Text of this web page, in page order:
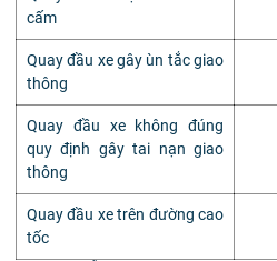
cấm
Quay đầu xe gây ùn tắc giao
thông
Quay đầu xe không đúng
quy định gây tai nạn giao
thông
Quay đầu xe trên đường cao
tốc